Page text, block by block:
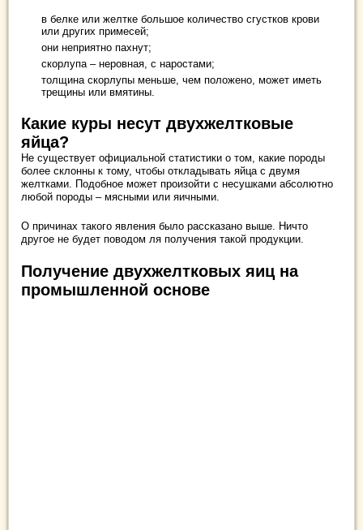
в белке или желтке большое количество сгустков крови
или других примесей;
они неприятно пахнут;
скорлупа – неровная, с наростами;
толщина скорлупы меньше, чем положено, может иметь
трещины или вмятины.
Какие куры несут двухжелтковые
яйца?
Не существует официальной статистики о том, какие породы
более склонны к тому, чтобы откладывать яйца с двумя
желтками. Подобное может произойти с несушками абсолютно
любой породы – мясными или яичными.
О причинах такого явления было рассказано выше. Ничто
другое не будет поводом ля получения такой продукции.
Получение двухжелтковых яиц на
промышленной основе